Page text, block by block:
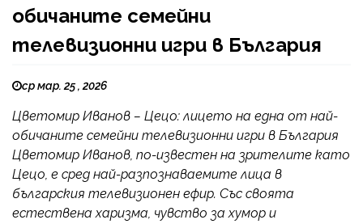
обичаните семейни
телевизионни игри в България
ср мар. 25 , 2026
Цветомир Иванов – Цецо: лицето на една от най-
обичаните семейни телевизионни игри в България
Цветомир Иванов, по-известен на зрителите като
Цецо, е сред най-разпознаваемите лица в
българския телевизионен ефир. Със своята
естествена харизма, чувство за хумор и